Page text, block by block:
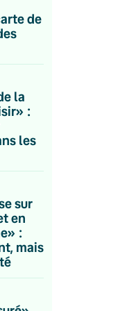
de
la
:
les
sur
en
:
mais